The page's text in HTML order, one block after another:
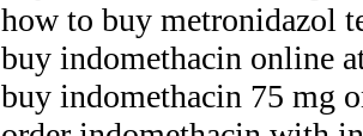
how to buy metronidazol
buy indomethacin online
buy indomethacin 75 mg